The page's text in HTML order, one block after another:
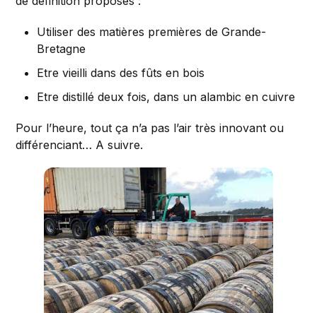
Utiliser des matières premières de Grande-
Bretagne
Etre vieilli dans des fûts en bois
Etre distillé deux fois, dans un alambic en cuivre
Pour l’heure, tout ça n’a pas l’air très innovant ou
différenciant… A suivre.